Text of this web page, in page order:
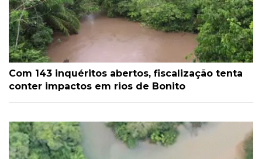
Com 143 inquéritos abertos, fiscalização tenta
conter impactos em rios de Bonito